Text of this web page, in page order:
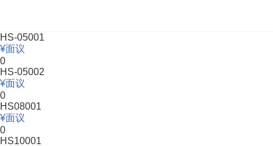
HS-05001
面议
0
HS-05002
面议
0
HS08001
面议
0
HS10001